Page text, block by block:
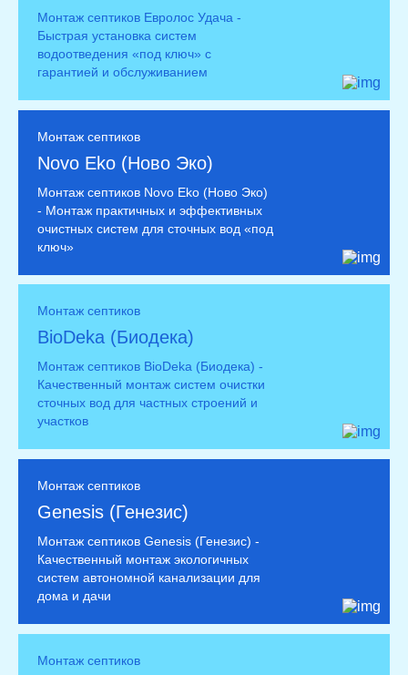
Монтаж септиков Евролос Удача -
Быстрая установка систем
водоотведения «под ключ» с
гарантией и обслуживанием
Монтаж септиков
Novo Eko (Ново Эко)
Монтаж септиков Novo Eko (Ново Эко)
- Монтаж практичных и эффективных
очистных систем для сточных вод «под
ключ»
Монтаж септиков
BioDeka (Биодека)
Монтаж септиков BioDeka (Биодека) -
Качественный монтаж систем очистки
сточных вод для частных строений и
участков
Монтаж септиков
Genesis (Генезис)
Монтаж септиков Genesis (Генезис) -
Качественный монтаж экологичных
систем автономной канализации для
дома и дачи
Монтаж септиков